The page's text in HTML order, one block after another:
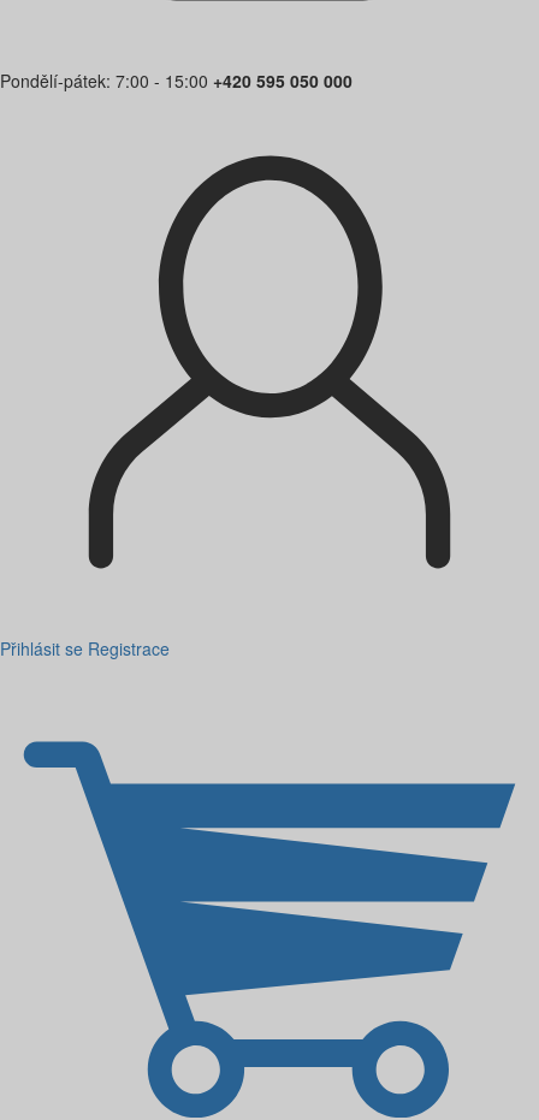
Pondělí-pátek: 7:00 - 15:00 +420 595 050 000
Přihlásit se Registrace